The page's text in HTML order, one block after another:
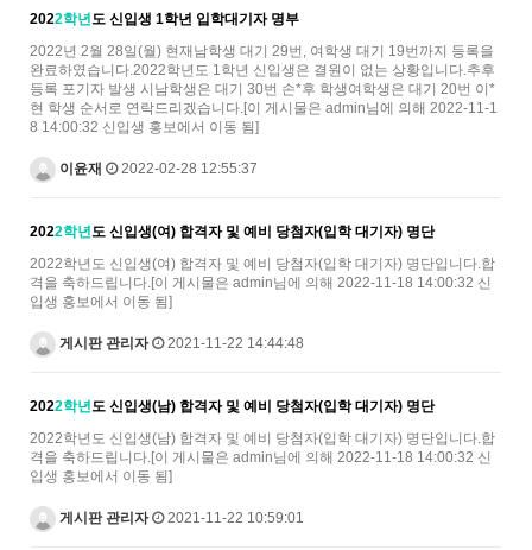
2022학년도 신입생 1학년 입학대기자 명부
2022년 2월 28일(월) 현재남학생 대기 29번, 여학생 대기 19번까지 등록을
완료하였습니다.2022학년도 1학년 신입생은 결원이 없는 상황입니다.추후
등록 포기자 발생 시남학생은 대기 30번 손*후 학생여학생은 대기 20번 이*
현 학생 순서로 연락드리겠습니다.[이 게시물은 admin님에 의해 2022-11-1
8 14:00:32 신입생 홍보에서 이동 됨]
이윤재 2022-02-28 12:55:37
2022학년도 신입생(여) 합격자 및 예비 당첨자(입학 대기자) 명단
2022학년도 신입생(여) 합격자 및 예비 당첨자(입학 대기자) 명단입니다.합
격을 축하드립니다.[이 게시물은 admin님에 의해 2022-11-18 14:00:32 신
입생 홍보에서 이동 됨]
게시판 관리자 2021-11-22 14:44:48
2022학년도 신입생(남) 합격자 및 예비 당첨자(입학 대기자) 명단
2022학년도 신입생(남) 합격자 및 예비 당첨자(입학 대기자) 명단입니다.합
격을 축하드립니다.[이 게시물은 admin님에 의해 2022-11-18 14:00:32 신
입생 홍보에서 이동 됨]
게시판 관리자 2021-11-22 10:59:01